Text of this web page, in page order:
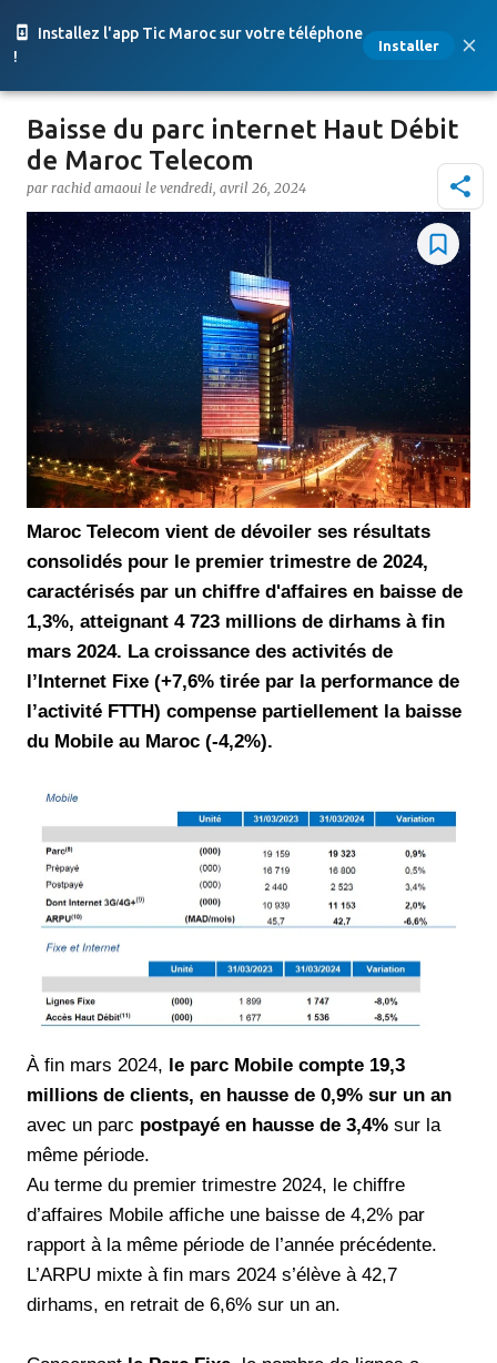
Installez l'app Tic Maroc sur votre téléphone
!
Installer
Accéder au contenu principal
Baisse du parc internet Haut Débit
de Maroc Telecom
par rachid amaoui le vendredi, avril 26, 2024
Maroc Telecom vient de dévoiler ses résultats
consolidés pour le premier trimestre de 2024,
caractérisés par un chiffre d'affaires en baisse de
1,3%, atteignant 4 723 millions de dirhams à fin
mars 2024. La croissance des activités de
l’Internet Fixe (+7,6% tirée par la performance de
l’activité FTTH) compense partiellement la baisse
du Mobile au Maroc (-4,2%).
À fin mars 2024, le parc Mobile compte 19,3
millions de clients, en hausse de 0,9% sur un an
avec un parc postpayé en hausse de 3,4% sur la
même période.
Au terme du premier trimestre 2024, le chiffre
d’affaires Mobile affiche une baisse de 4,2% par
rapport à la même période de l’année précédente.
L’ARPU mixte à fin mars 2024 s’élève à 42,7
dirhams, en retrait de 6,6% sur un an.